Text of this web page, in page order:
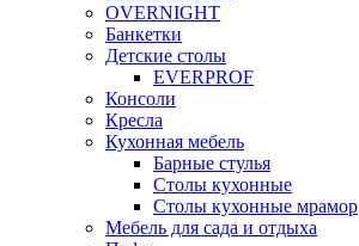
OVERNIGHT
Банкетки
Детские столы
EVERPROF
Консоли
Кресла
Кухонная мебель
Барные стулья
Столы кухонные
Столы кухонные мрамор
Мебель для сада и отдыха